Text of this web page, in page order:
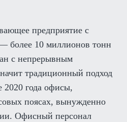
предприятие с
более 10 миллионов тонн
с непрерывным
традиционный подход
2020 года офисы,
поясах, вынужденно
Офисный персонал